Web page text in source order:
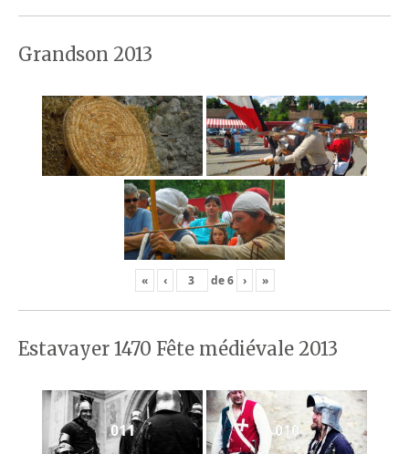
Grandson 2013
« ‹ de6 › »
Estavayer 1470 Fête médiévale 2013
011 010